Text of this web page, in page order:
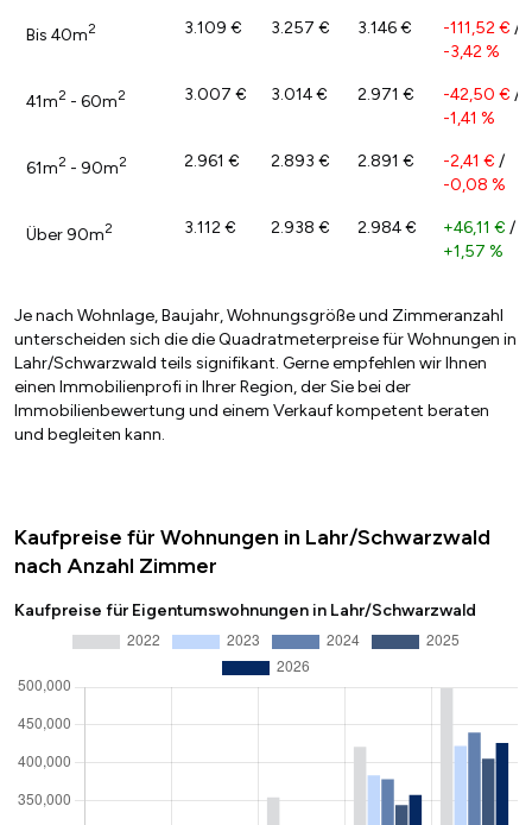
Bis 40m2 3.109 € 3.257 € 3.146 € -111,52 € /
-3,42 %
41m2 - 60m2 3.007 € 3.014 € 2.971 € -42,50 € /
-1,41 %
61m2 - 90m2 2.961 € 2.893 € 2.891 € -2,41 € /
-0,08 %
Über 90m2 3.112 € 2.938 € 2.984 € +46,11 € /
+1,57 %
Je nach Wohnlage, Baujahr, Wohnungsgröße und Zimmeranzahl
unterscheiden sich die die Quadratmeterpreise für Wohnungen in
Lahr/Schwarzwald teils signifikant. Gerne empfehlen wir Ihnen
einen Immobilienprofi in Ihrer Region, der Sie bei der
Immobilienbewertung und einem Verkauf kompetent beraten
und begleiten kann.
Kaufpreise für Wohnungen in Lahr/Schwarzwald
nach Anzahl Zimmer
Kaufpreise für Eigentumswohnungen in Lahr/Schwarzwald